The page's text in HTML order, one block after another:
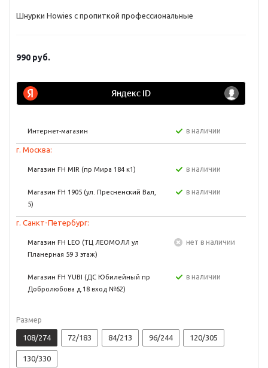
Шнурки Howies с пропиткой профессиональные
990 руб.
Интернет-магазин в наличии
г. Москва:
Магазин FH MIR (пр Мира 184 к1) в наличии
Магазин FH 1905 (ул. Пресненский Вал,
5)
в наличии
г. Санкт-Петербург:
Магазин FH LEO (ТЦ ЛЕОМОЛЛ ул
Планерная 59 3 этаж)
Нет в наличии
Магазин FH YUBI (ДС Юбилейный пр
Добролюбова д.18 вход №62)
в наличии
Размер
108/274 72/183 84/213 96/244 120/305
130/330